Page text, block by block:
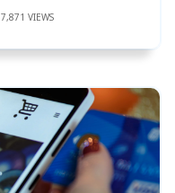
7,871 VIEWS